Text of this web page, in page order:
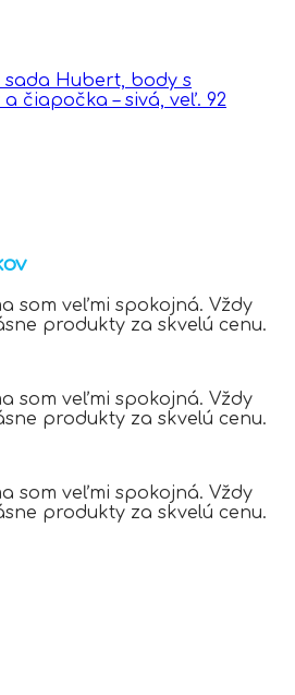
sada Hubert, body s
čiapočka – sivá, veľ. 92
som veľmi spokojná. Vždy
produkty za skvelú cenu.
som veľmi spokojná. Vždy
produkty za skvelú cenu.
som veľmi spokojná. Vždy
produkty za skvelú cenu.